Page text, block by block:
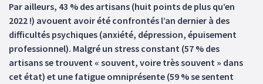
Par ailleurs, 43 % des artisans (huit points de plus qu’en
2022 !) avouent avoir été confrontés l’an dernier à des
difficultés psychiques (anxiété, dépression, épuisement
professionnel). Malgré un stress constant (57 % des
artisans se trouvent « souvent, voire très souvent » dans
cet état) et une fatigue omniprésente (59 % se sentent